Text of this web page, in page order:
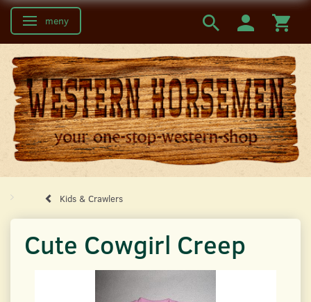
Ändra navigering
meny
Kids & Crawlers
Cute Cowgirl Creep